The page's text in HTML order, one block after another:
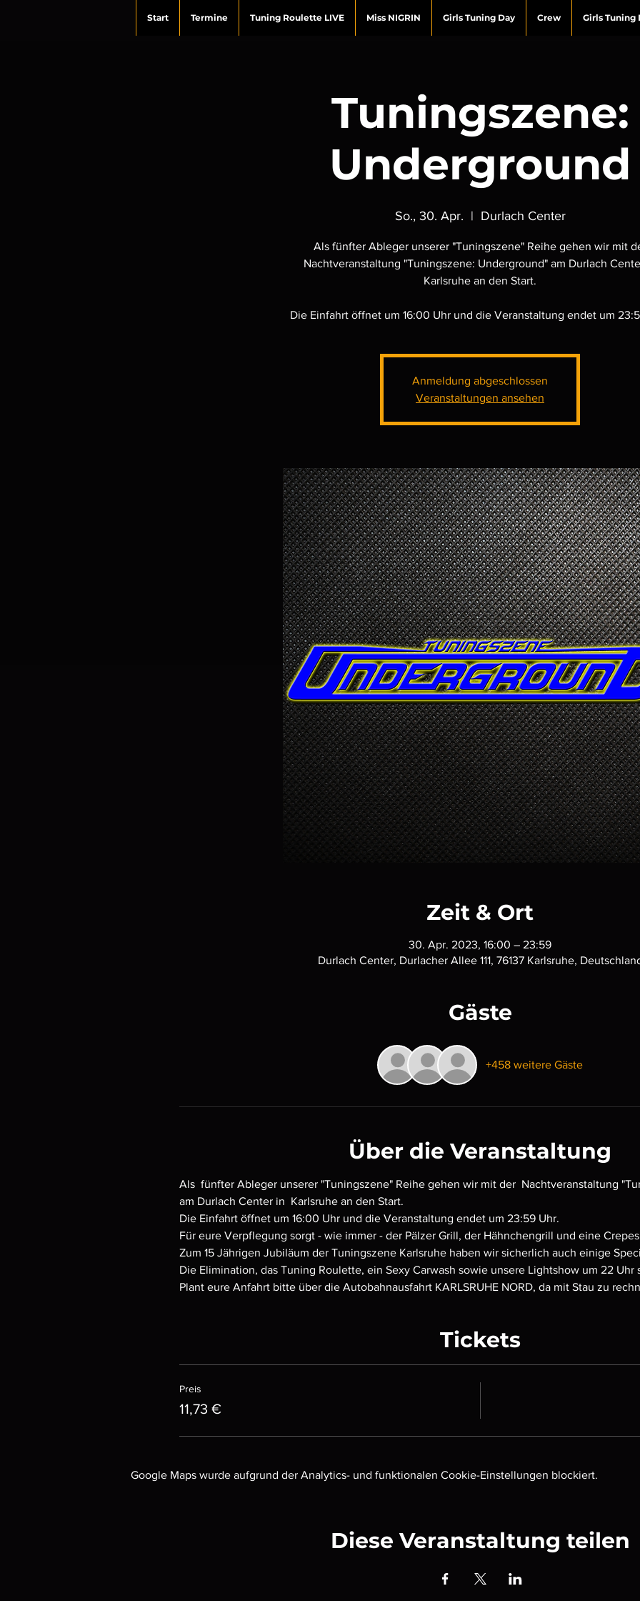
Start Termine Tuning Roulette LIVE Miss NIGRIN Girls Tuning Day Crew Girls Tuning
Tuningszene:
Underground
So., 30. Apr.
  |
Durlach Center
Als fünfter Ableger unserer "Tuningszene" Reihe gehen wir mit
Nachtveranstaltung "Tuningszene: Underground" am Durlach
Karlsruhe an den Start.
Die Einfahrt öffnet um 16:00 Uhr und die Veranstaltung endet um
Anmeldung abgeschlossen
Veranstaltungen ansehen
Zeit & Ort
30. Apr. 2023, 16:00 – 23:59
Durlach Center, Durlacher Allee 111, 76137 Karlsruhe,
Gäste
+458 weitere Gäste
Über die Veranstaltung
Als  fünfter Ableger unserer "Tuningszene" Reihe gehen wir mit der  Nachtveranstaltung
am Durlach Center in  Karlsruhe an den Start.
Die Einfahrt öffnet um 16:00 Uhr und die Veranstaltung endet um 23:59 Uhr.
Für eure Verpflegung sorgt - wie immer - der Pälzer Grill, der Hähnchengrill und eine
Zum 15 Jährigen Jubiläum der Tuningszene Karlsruhe haben wir sicherlich auch einige
Die Elimination, das Tuning Roulette, ein Sexy Carwash sowie unsere Lightshow um 22 Uhr
Plant eure Anfahrt bitte über die Autobahnausfahrt KARLSRUHE NORD, da mit Stau zu
Tickets
Preis
11,73 €
Google Maps wurde aufgrund der Analytics- und funktionalen Cookie-Einstellungen blockiert.
Diese Veranstaltung teilen